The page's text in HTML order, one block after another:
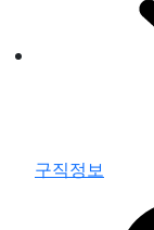
구직정보